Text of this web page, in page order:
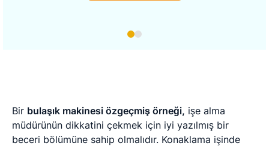
Bir bulaşık makinesi özgeçmiş örneği, işe alma
müdürünün dikkatini çekmek için iyi yazılmış bir
beceri bölümüne sahip olmalıdır. Konaklama işinde